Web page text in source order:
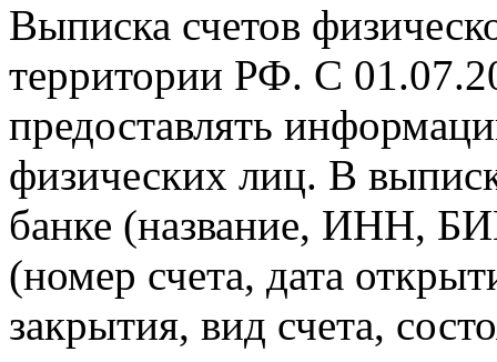
Выписка счетов
территории РФ. С
предоставлять
физических лиц. В
банке (название, ИНН,
(номер счета, дата
закрытия, вид счета,